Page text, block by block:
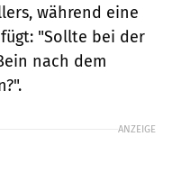
während eine
"Sollte bei der
nach dem
ANZEIGE